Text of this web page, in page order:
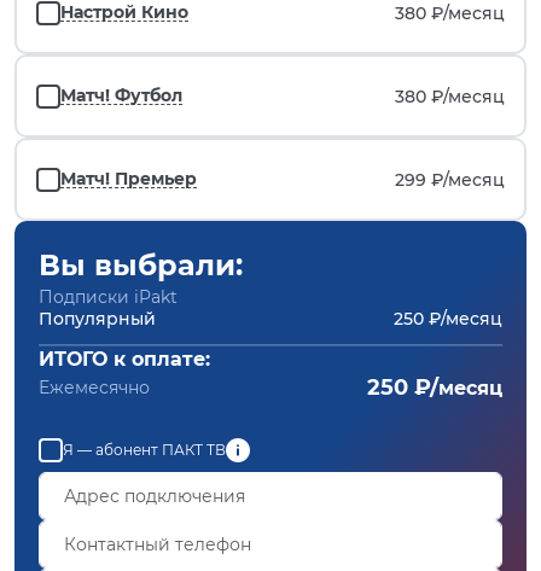
Настрой Кино 380 ₽/месяц
Матч! Футбол 380 ₽/месяц
Матч! Премьер 299 ₽/месяц
Вы выбрали:
Подписки iPakt
Популярный
250 ₽/месяц
ИТОГО к оплате:
Ежемесячно 250 ₽/месяц
Я — абонент ПАКТ ТВ